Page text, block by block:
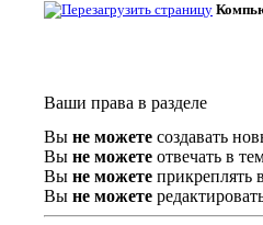
Ваши права в разделе
Вы не можете создавать
Вы не можете отвечать в
Вы не можете прикреплять
Вы не можете